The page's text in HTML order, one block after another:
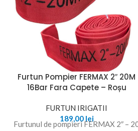
Furtun Pompier FERMAX 2″ 20M
16Bar Fara Capete – Roșu
FURTUN IRIGATII
189,00 lei
Furtunul de pompieri FERMAX 2″ –